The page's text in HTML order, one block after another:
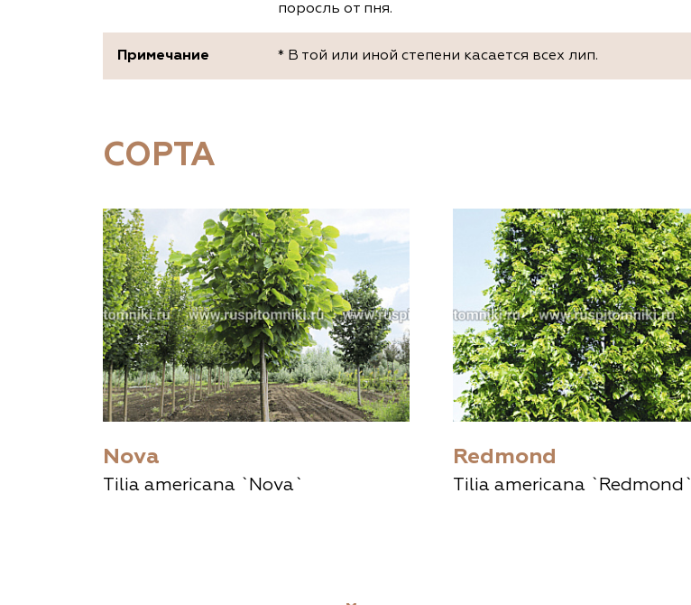
поросль от пня.
Примечание * В той или иной степени касается всех лип.
СОРТА
Nova
Tilia americana `Nova`
Redmond
Tilia americana `Redmond`